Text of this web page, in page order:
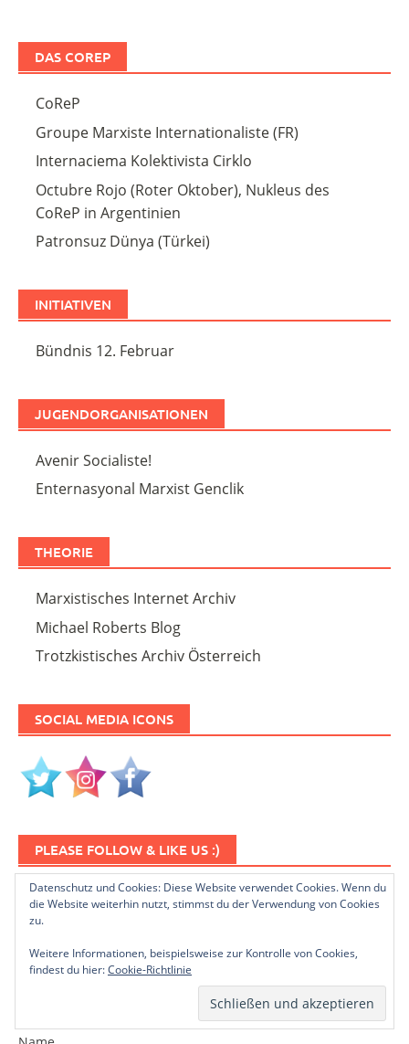
DAS COREP
CoReP
Groupe Marxiste Internationaliste (FR)
Internaciema Kolektivista Cirklo
Octubre Rojo (Roter Oktober), Nukleus des
CoReP in Argentinien
Patronsuz Dünya (Türkei)
INITIATIVEN
Bündnis 12. Februar
JUGENDORGANISATIONEN
Avenir Socialiste!
Enternasyonal Marxist Genclik
THEORIE
Marxistisches Internet Archiv
Michael Roberts Blog
Trotzkistisches Archiv Österreich
SOCIAL MEDIA ICONS
PLEASE FOLLOW & LIKE US :)
NEWSLETTER ABONNIEREN
Datenschutz und Cookies: Diese Website verwendet Cookies. Wenn du
die Website weiterhin nutzt, stimmst du der Verwendung von Cookies
zu.
Weitere Informationen, beispielsweise zur Kontrolle von Cookies,
findest du hier:Cookie-Richtlinie